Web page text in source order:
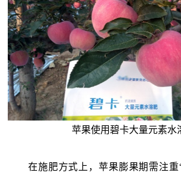
苹果使用碧卡大量元素水
在施肥方式上，苹果膨果期 需注